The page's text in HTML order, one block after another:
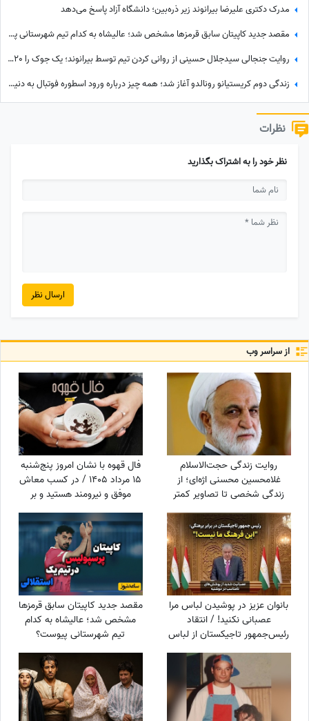
مدرک دکتری علیرضا بیرانوند زیر ذره‌بین؛ دانشگاه آزاد پاسخ می‌دهد
مقصد جدید کاپیتان سابق قرمزها مشخص شد؛ عالیشاه به کدام تیم شهرستانی پیوست؟
روایت جنجالی سیدجلال حسینی از روانی کردن تیم توسط بیرانوند؛ یک جوک را 20 بار تعریف می‌کند و خودش هم می‌خندد😂 + ویدئو
زندگی دوم کریستیانو رونالدو آغاز شد؛ همه چیز درباره ورود اسطوره فوتبال به دنیای سینما
نظرات
نظر خود را به اشتراک بگذارید
ارسال نظر
از سراسر وب
روایت زندگی حجت‌الاسلام
غلامحسین محسنی اژه‌ای؛ از
زندگی شخصی تا تصاویر کمتر
دیده‌شده + فیلم و عکس دیدنی
فال قهوه با نشان امروز پنج‌شنبه
15 مرداد 1405 / در کسب معاش
موفق و نیرومند هستید و بر
دشمنان غلبه می‌کنید مخصوصا
بر ...
بانوان عزیز در پوشیدن لباس مرا
عصبانی نکنید! / انتقاد
رئیس‌جمهور تاجیکستان از لباس
زنان در این کشور: ناخن‌های
رنگ‌شده و لباس‌های تا زیر زانو یا
لخت چه معنایی دارد؟
مقصد جدید کاپیتان سابق قرمزها
مشخص شد؛ عالیشاه به کدام
تیم شهرستانی پیوست؟